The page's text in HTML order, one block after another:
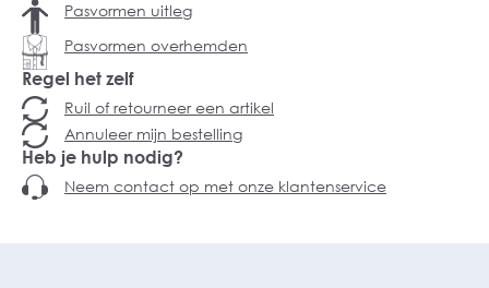
Pasvormen uitleg
Pasvormen overhemden
Regel het zelf
Ruil of retourneer een artikel
Annuleer mijn bestelling
Heb je hulp nodig?
Neem contact op met onze klantenservice